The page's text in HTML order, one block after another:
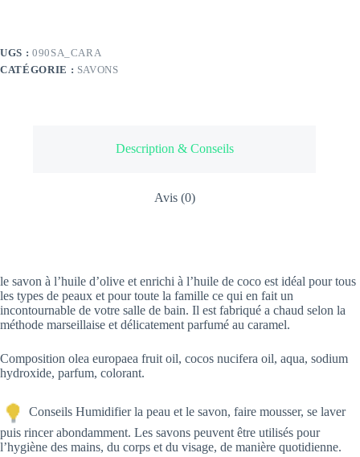
UGS : 090SA_CARA
CATÉGORIE : SAVONS
Description & Conseils
Avis (0)
le savon à l’huile d’olive et enrichi à l’huile de coco est idéal pour tous
les types de peaux et pour toute la famille ce qui en fait un
incontournable de votre salle de bain. Il est fabriqué a chaud selon la
méthode marseillaise et délicatement parfumé au caramel.
Composition olea europaea fruit oil, cocos nucifera oil, aqua, sodium
hydroxide, parfum, colorant.
Conseils Humidifier la peau et le savon, faire mousser, se laver
puis rincer abondamment. Les savons peuvent être utilisés pour
l’hygiène des mains, du corps et du visage, de manière quotidienne.